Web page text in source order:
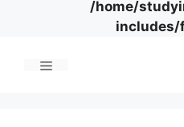
/home/
includes/